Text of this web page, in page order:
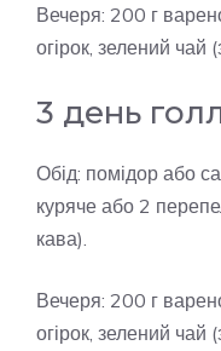
Вечеря: 200 г
огірок, зелений чай
3 день
Обід: помідор або
куряче або 2
кава).
Вечеря: 200 г
огірок, зелений чай